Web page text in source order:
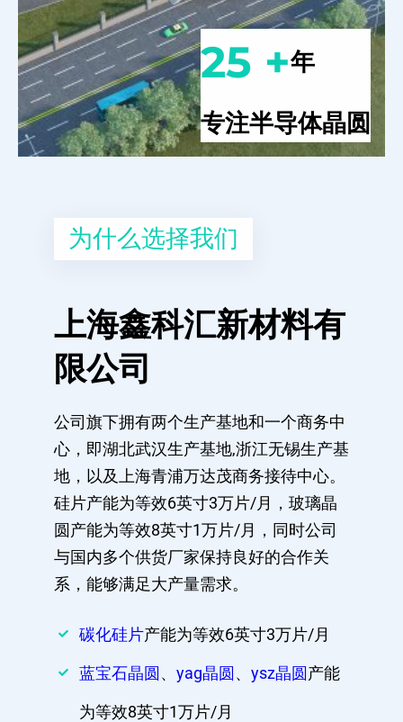
25 +年
专注半导体晶圆
为什么选择我们
上海鑫科汇新材料有
限公司
公司旗下拥有两个生产基地和一个商务中
心，即湖北武汉生产基地,浙江无锡生产基
地，以及上海青浦万达茂商务接待中心。
硅片产能为等效6英寸3万片/月，玻璃晶
圆产能为等效8英寸1万片/月，同时公司
与国内多个供货厂家保持良好的合作关
系，能够满足大产量需求。
碳化硅片产能为等效6英寸3万片/月
蓝宝石晶圆 、 yag晶圆 、 ysz晶圆 产能
为等效8英寸1万片/月